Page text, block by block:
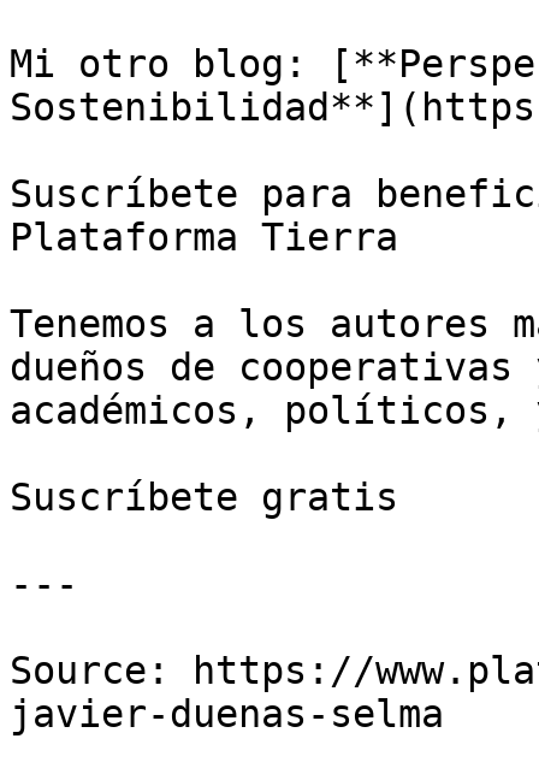
Mi otro blog:
Suscríbete para
Plataforma Tierra
Tenemos a los autores
dueños de cooperativas
académicos, políticos,
Suscríbete gratis
---
Source: https://